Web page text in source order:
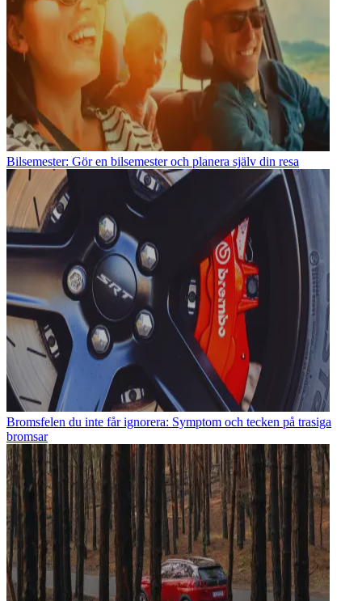
Bilsemester: Gör en bilsemester och planera själv din resa
Bromsfelen du inte får ignorera: Symptom och tecken på trasiga
bromsar